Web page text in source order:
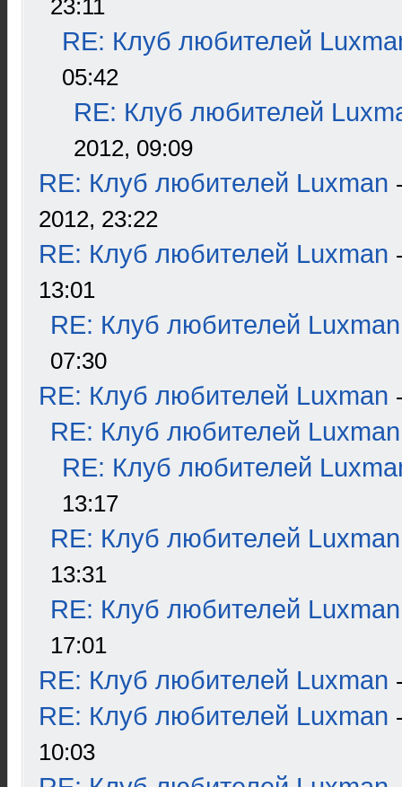
23:11
RE: Клуб любителей
05:42
RE: Клуб любителей
2012, 09:09
RE: Клуб любителей Luxman
2012, 23:22
RE: Клуб любителей Luxman
13:01
RE: Клуб любителей Luxman
07:30
RE: Клуб любителей Luxman
RE: Клуб любителей Luxman
RE: Клуб любителей
13:17
RE: Клуб любителей Luxman
13:31
RE: Клуб любителей Luxman
17:01
RE: Клуб любителей Luxman
RE: Клуб любителей Luxman
10:03